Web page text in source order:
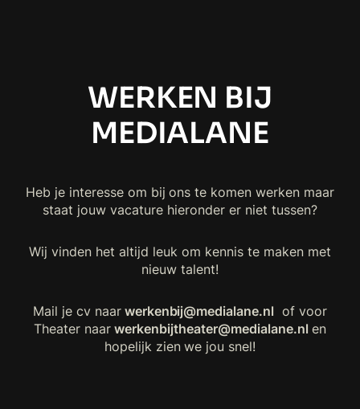
WERKEN BIJ
MEDIALANE
Heb je interesse om bij ons te komen werken maar
staat jouw vacature hieronder er niet tussen?
Wij vinden het altijd leuk om kennis te maken met
nieuw talent!
Mail je cv naarwerkenbij@medialane.nl of voor
Theater naar werkenbijtheater@medialane.nl en
hopelijk zien we jou snel!